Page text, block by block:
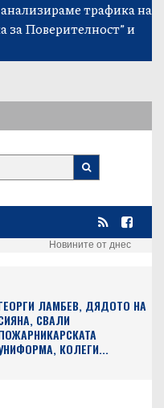
трафика на
за Поверителност”и
Новините от днес
ЛАМБЕВ, ДЯДОТО НА
СВАЛИ
КОЛЕГИ...